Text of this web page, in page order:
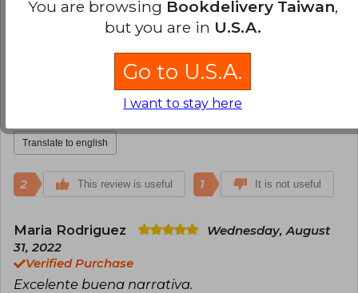
Verified Purchase
Excelente, maravilloso el libro, me queda poco
para terminar de leerlo y ya me nostalgia tener
Translate to english
2 This review is useful 1 It is not useful
Maria Rodriguez
Wednesday, August
31, 2022
Verified Purchase
Excelente buena narrativa.
You are browsing Bookdelivery Taiwan,
but you are in U.S.A.
Go to U.S.A.
I want to stay here